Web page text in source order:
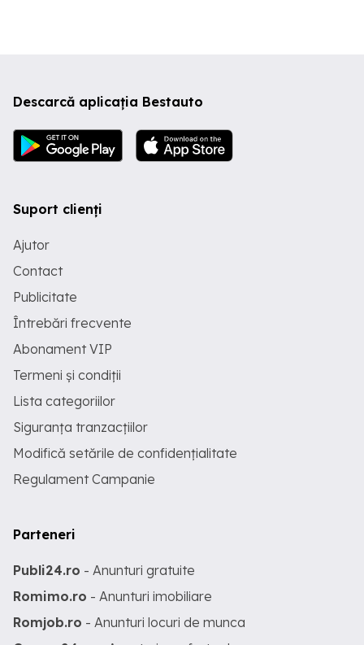
Descarcă aplicația Bestauto
Suport clienți
Ajutor
Contact
Publicitate
Întrebări frecvente
Abonament VIP
Termeni și condiții
Lista categoriilor
Siguranța tranzacțiilor
Modifică setările de confidențialitate
Regulament Campanie
Parteneri
Publi24.ro - Anunturi gratuite
Romimo.ro - Anunturi imobiliare
Romjob.ro - Anunturi locuri de munca